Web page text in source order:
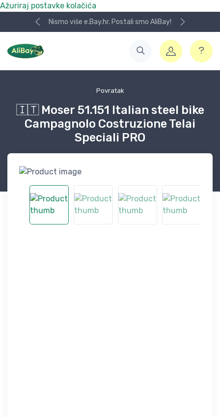
Ažuriraj postavke kolačića
Nismo više e.Bay.hr. Postali smo AliBay!
Povratak
🇮🇹 Moser 51.151 Italian steel bike
Campagnolo Costruzione Telai
Speciali PRO